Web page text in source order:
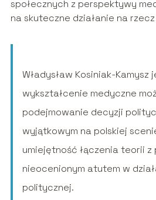
społecznych z perspektywy
na skuteczne działanie na
Władysław Kosiniak-Kamysz
wykształcenie medyczne
podejmowanie decyzji
wyjątkowym na polskiej
umiejętność łączenia teorii
nieocenionym atutem w
politycznej.